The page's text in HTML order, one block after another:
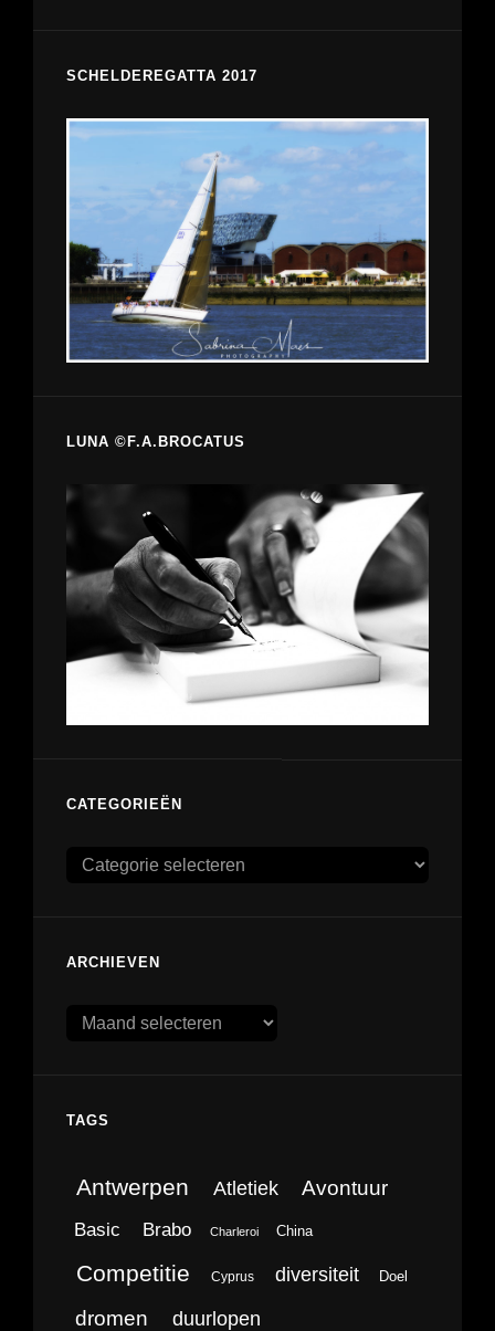
SCHELDEREGATTA 2017
LUNA ©F.A.BROCATUS
CATEGORIEËN
Categorieën
ARCHIEVEN
Archieven
TAGS
Antwerpen Atletiek Avontuur
Basic Brabo Charleroi China
Competitie Cyprus diversiteit Doel
dromen duurlopen